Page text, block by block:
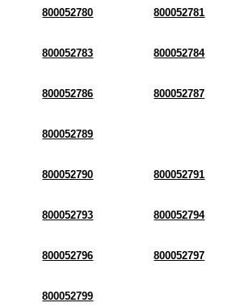
800052780 800052781
800052783 800052784
800052786 800052787
800052789
800052790 800052791
800052793 800052794
800052796 800052797
800052799